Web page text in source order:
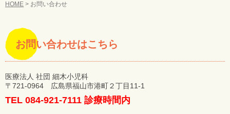
HOME > お問い合わせ
お問い合わせはこちら
医療法人 社団 細木小児科
〒721-0964 広島県福山市港町２丁目11-1
TEL 084-921-7111 診療時間内